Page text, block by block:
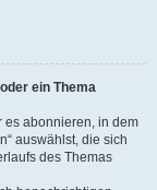
ein Thema
es abonnieren, in dem
auswählst, die sich
des Themas